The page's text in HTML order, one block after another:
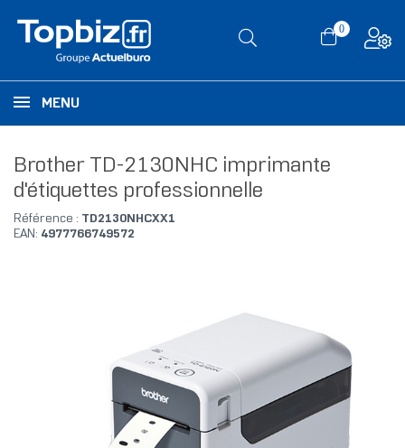
0
MENU
Brother TD-2130NHC imprimante
d'étiquettes professionnelle
Référence : TD2130NHCXX1
EAN: 4977766749572